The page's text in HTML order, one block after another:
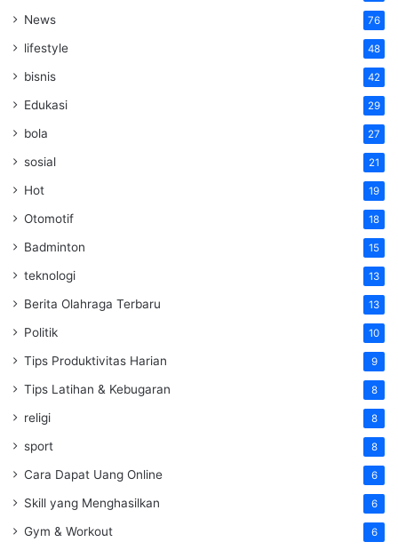
News 76
lifestyle 48
bisnis 42
Edukasi 29
bola 27
sosial 21
Hot 19
Otomotif 18
Badminton 15
teknologi 13
Berita Olahraga Terbaru 13
Politik 10
Tips Produktivitas Harian 9
Tips Latihan & Kebugaran 8
religi 8
sport 8
Cara Dapat Uang Online 6
Skill yang Menghasilkan 6
Gym & Workout 6